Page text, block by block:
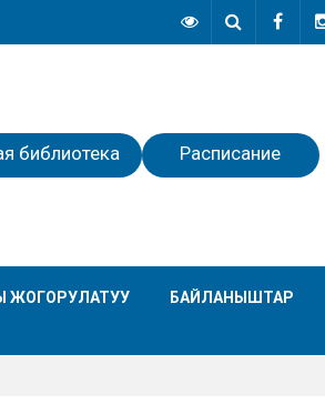
библиотека Расписание
ЖОГОРУЛАТУУ БАЙЛАНЫШТАР